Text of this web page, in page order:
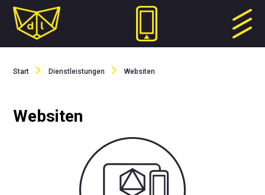
Start Dienstleistungen Websiten
Websiten